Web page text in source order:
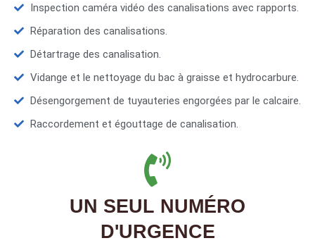
Inspection caméra vidéo des canalisations avec rapports.
Réparation des canalisations.
Détartrage des canalisation.
Vidange et le nettoyage du bac à graisse et hydrocarbure.
Désengorgement de tuyauteries engorgées par le calcaire.
Raccordement et égouttage de canalisation.
UN SEUL NUMÉRO
D'URGENCE